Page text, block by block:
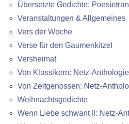
Übersetzte Gedichte:
Veranstaltungen & Allgemeines
Vers der Woche
Verse für den Gaumenkitzel
Versheimat
Von Klassikern: Netz-Anthologie
Von Zeitgenossen: Netz-
Weihnachtsgedichte
Wenn Liebe schwant II: Netz-